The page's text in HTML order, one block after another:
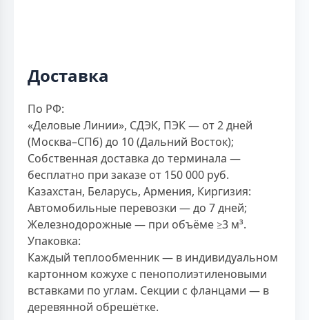
Доставка
По РФ:
«Деловые Линии», СДЭК, ПЭК — от 2 дней
(Москва–СПб) до 10 (Дальний Восток);
Собственная доставка до терминала —
бесплатно при заказе от 150 000 руб.
Казахстан, Беларусь, Армения, Киргизия:
Автомобильные перевозки — до 7 дней;
Железнодорожные — при объёме ≥3 м³.
Упаковка:
Каждый теплообменник — в индивидуальном
картонном кожухе с пенополиэтиленовыми
вставками по углам. Секции с фланцами — в
деревянной обрешётке.